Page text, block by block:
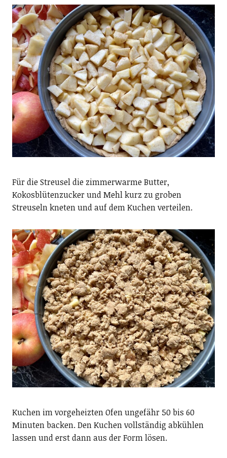
Für die Streusel die zimmerwarme Butter,
Kokosblütenzucker und Mehl kurz zu groben
Streuseln kneten und auf dem Kuchen verteilen.
Kuchen im vorgeheizten Ofen ungefähr 50 bis 60
Minuten backen. Den Kuchen vollständig abkühlen
lassen und erst dann aus der Form lösen.